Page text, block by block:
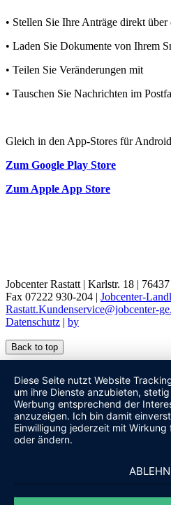
• Stellen Sie Ihre Anträge direkt
• Laden Sie Dokumente von Ihrem
• Teilen Sie Veränderungen mit
• Tauschen Sie Nachrichten im
Gleich in den App-Stores für
Zum Google Play Store
Zum Apple App Store
Jobcenter Rastatt | Karlstr. 18 |
Fax 07222 930-204 | Jobcenter-
Rastatt.Kundenservice@jobcenter-
Datenschutz | by
Back to top
Diese Seite nutzt Website
um ihre Dienste anzubieten,
Werbung entsprechend der
anzuzeigen. Ich bin damit
Einwilligung jederzeit mit
oder ändern.